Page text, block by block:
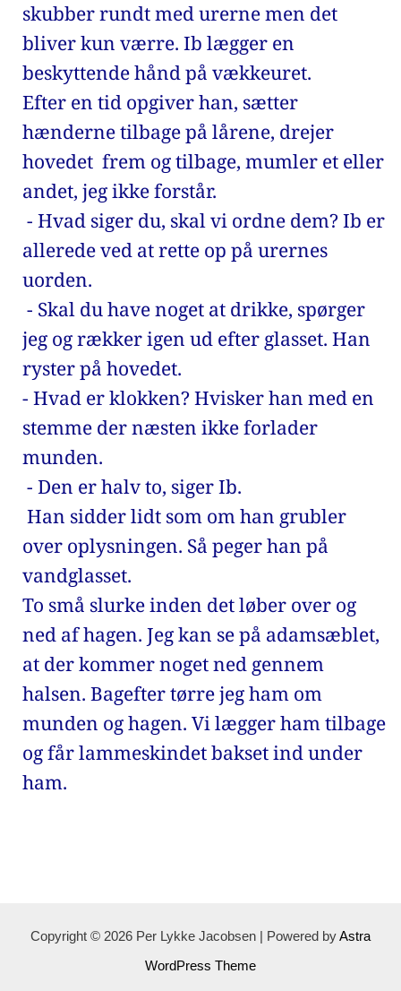
skubber rundt med urerne men det
bliver kun værre. Ib lægger en
beskyttende hånd på vækkeuret.
Efter en tid opgiver han, sætter
hænderne tilbage på lårene, drejer
hovedet  frem og tilbage, mumler et eller
andet, jeg ikke forstår.
allerede ved at rette op på urernes
uorden.
jeg og rækker igen ud efter glasset. Han
ryster på hovedet.
- Hvad er klokken? Hvisker han med en
stemme der næsten ikke forlader
munden.
- Den er halv to, siger Ib.
over oplysningen. Så peger han på
vandglasset.
To små slurke inden det løber over og
ned af hagen. Jeg kan se på adamsæblet,
at der kommer noget ned gennem
halsen. Bagefter tørre jeg ham om
munden og hagen. Vi lægger ham tilbage
og får lammeskindet bakset ind under
ham.
Copyright © 2026 Per Lykke Jacobsen | Powered byAstra
WordPress Theme